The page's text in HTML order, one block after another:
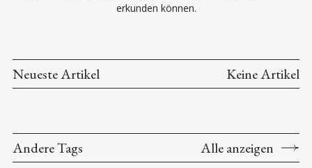
erkunden können.
Neueste Artikel Keine Artikel
Andere Tags Alle anzeigen